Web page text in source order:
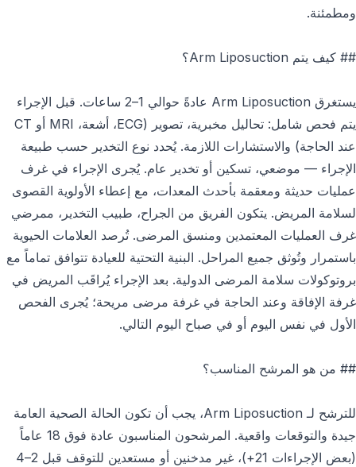
ومطمئنة.
## كيف يتم Arm Liposuction؟
يستغرق Arm Liposuction عادةً حوالي 1–2 ساعات. قبل الإجراء
يتم فحص شامل: تحاليل مخبرية، تصوير (ECG، أشعة، MRI أو CT
عند الحاجة) والاستشارات اللازمة. يُحدد نوع التخدير حسب طبيعة
الإجراء — موضعي، تسكين أو تخدير عام. يُجرى الإجراء في غرف
عمليات حديثة ومعقمة بأحدث المعدات، مع إعطاء الأولوية القصوى
لسلامة المريض. يتكون الفريق من الجراح، طبيب التخدير، ممرضي
غرف العمليات المعتمدين ومنسق المرضى. تُرصد العلامات الحيوية
باستمرار وتُوثق جميع المراحل. البنية التحتية للعيادة تتوافق تماماً مع
بروتوكولات سلامة المرضى الدولية. بعد الإجراء يُراقَب المريض في
غرفة الإفاقة وعند الحاجة في غرفة مرضى مريحة؛ يُجرى الفحص
الأول في نفس اليوم أو في صباح اليوم التالي.
## من هو المرشح المناسب؟
للترشح لـ Arm Liposuction، يجب أن تكون الحالة الصحية العامة
جيدة والتوقعات واقعية. المرشحون المناسبون عادة فوق 18 عاماً
(بعض الإجراءات 21+)، غير مدخنين أو مستعدين للتوقف قبل 2–4